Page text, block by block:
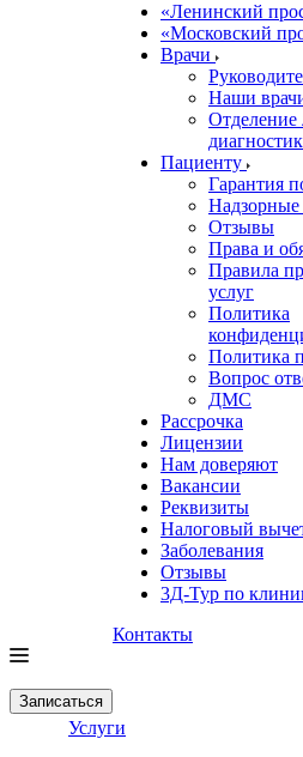
«Ленинский
«Московский
Врачи
Наши
Отделение
Пациенту
Гарантия
Отзывы
Права и
Правила
услуг
Политика
Политика
Вопрос
ДМС
Рассрочка
Лицензии
Нам доверяют
Вакансии
Реквизиты
Налоговый
Заболевания
Отзывы
3Д-Тур по
Контакты
Записаться
Услуги